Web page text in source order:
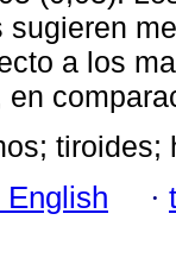
sugieren
a los
tiroides;
English ·